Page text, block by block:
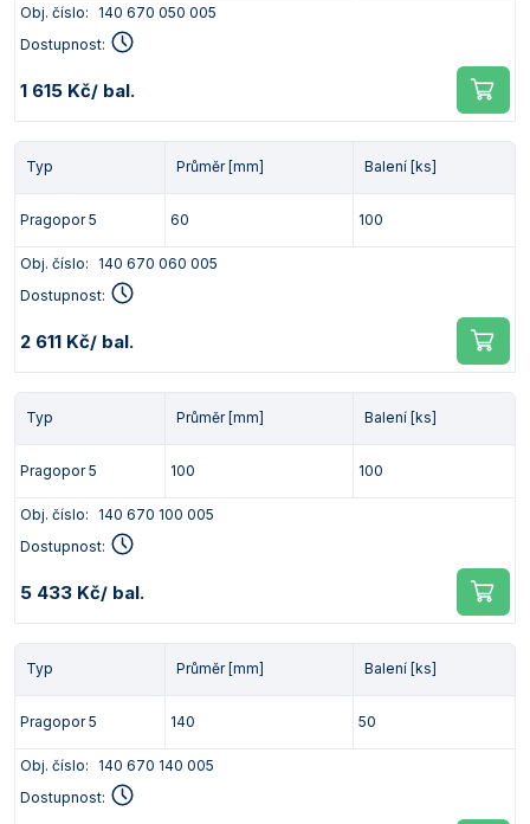
Obj. číslo:
140 670 050 005
Dostupnost:
1 615 Kč/ bal.
Typ Průměr [mm] Balení [ks]
Pragopor 5 60 100
Obj. číslo:
140 670 060 005
Dostupnost:
2 611 Kč/ bal.
Typ Průměr [mm] Balení [ks]
Pragopor 5 100 100
Obj. číslo:
140 670 100 005
Dostupnost:
5 433 Kč/ bal.
Typ Průměr [mm] Balení [ks]
Pragopor 5 140 50
Obj. číslo:
140 670 140 005
Dostupnost: